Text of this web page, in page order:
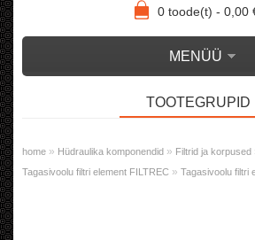
0toode(t) - 0,00
MENÜÜ
TOOTEGRUPID
home » Hüdraulika komponendid » Filtrid ja korpused
Tagasivoolu filtri element FILTREC » Tagasivoolu filtri